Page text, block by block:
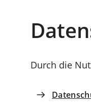
Durch die
Coburg
PODCAST